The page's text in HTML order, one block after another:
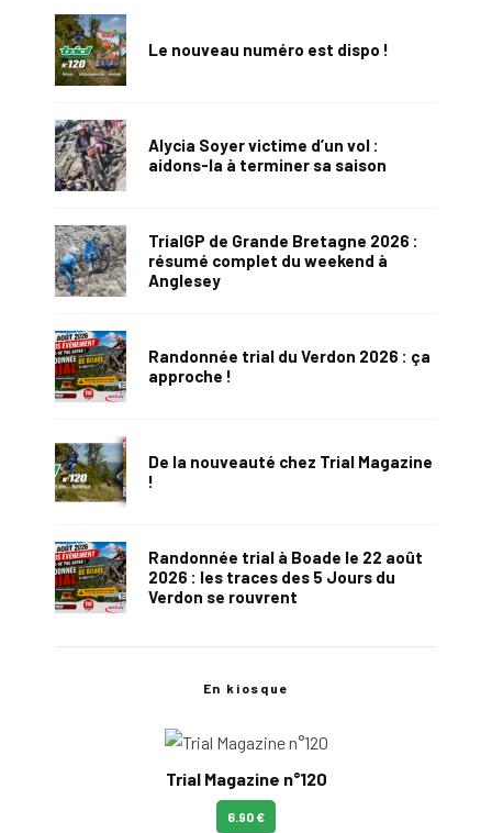
Le nouveau numéro est dispo !
Alycia Soyer victime d’un vol :
aidons-la à terminer sa saison
TrialGP de Grande Bretagne 2026 :
résumé complet du weekend à
Anglesey
Randonnée trial du Verdon 2026 : ça
approche !
De la nouveauté chez Trial Magazine
!
Randonnée trial à Boade le 22 août
2026 : les traces des 5 Jours du
Verdon se rouvrent
En kiosque
Trial Magazine n°120
6.90 €